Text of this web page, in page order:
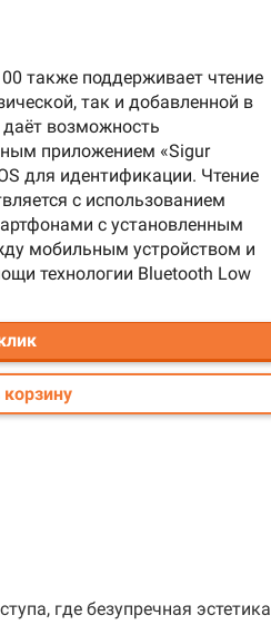
также поддерживает чтение
так и добавленной в
возможность
приложением «Sigur
для идентификации. Чтение
с использованием
с установленным
мобильным устройством и
технологии Bluetooth Low
где безупречная эстетика
ими заказанной продукции.
удобные варианты. Итак,